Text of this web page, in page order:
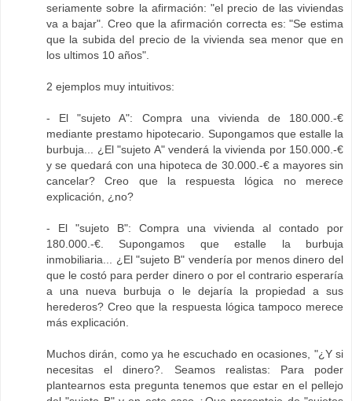
seriamente sobre la afirmación: "el precio de las viviendas
va a bajar". Creo que la afirmación correcta es: "Se estima
que la subida del precio de la vivienda sea menor que en
los ultimos 10 años".
2 ejemplos muy intuitivos:
- El "sujeto A": Compra una vivienda de 180.000.-€
mediante prestamo hipotecario. Supongamos que estalle la
burbuja... ¿El "sujeto A" venderá la vivienda por 150.000.-€
y se quedará con una hipoteca de 30.000.-€ a mayores sin
cancelar? Creo que la respuesta lógica no merece
explicación, ¿no?
- El "sujeto B": Compra una vivienda al contado por
180.000.-€. Supongamos que estalle la burbuja
inmobiliaria... ¿El "sujeto B" vendería por menos dinero del
que le costó para perder dinero o por el contrario esperaría
a una nueva burbuja o le dejaría la propiedad a sus
herederos? Creo que la respuesta lógica tampoco merece
más explicación.
Muchos dirán, como ya he escuchado en ocasiones, "¿Y si
necesitas el dinero?. Seamos realistas: Para poder
plantearnos esta pregunta tenemos que estar en el pellejo